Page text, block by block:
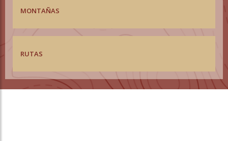
MONTAÑAS
RUTAS